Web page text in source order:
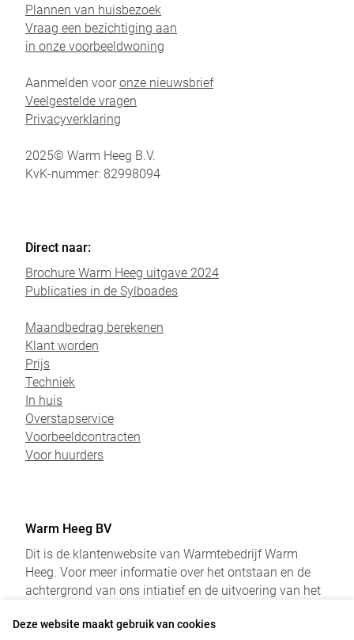
Plannen van huisbezoek
Vraag een bezichtiging aan
in onze voorbeeldwoning
Aanmelden vooronze nieuwsbrief
Veelgestelde vragen
Privacyverklaring
2025© Warm Heeg B.V.
KvK-nummer: 82998094
Direct naar:
Brochure Warm Heeg uitgave 2024
Publicaties in de Sylboades
Maandbedrag berekenen
Klant worden
Prijs
Techniek
In huis
Overstapservice
Voorbeeldcontracten
Voor huurders
Warm Heeg BV
Dit is de klantenwebsite van Warmtebedrijf Warm
Heeg. Voor meer informatie over het ontstaan en de
achtergrond van ons intiatief en de uitvoering van het
Deze website maakt gebruik van cookies